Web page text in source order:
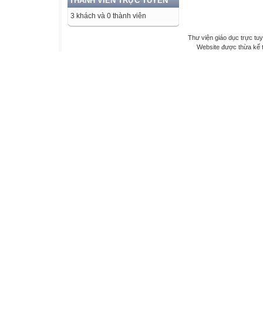
3 khách và 0 thành viên
Thư viện giáo dục trực
Website được thừa kế